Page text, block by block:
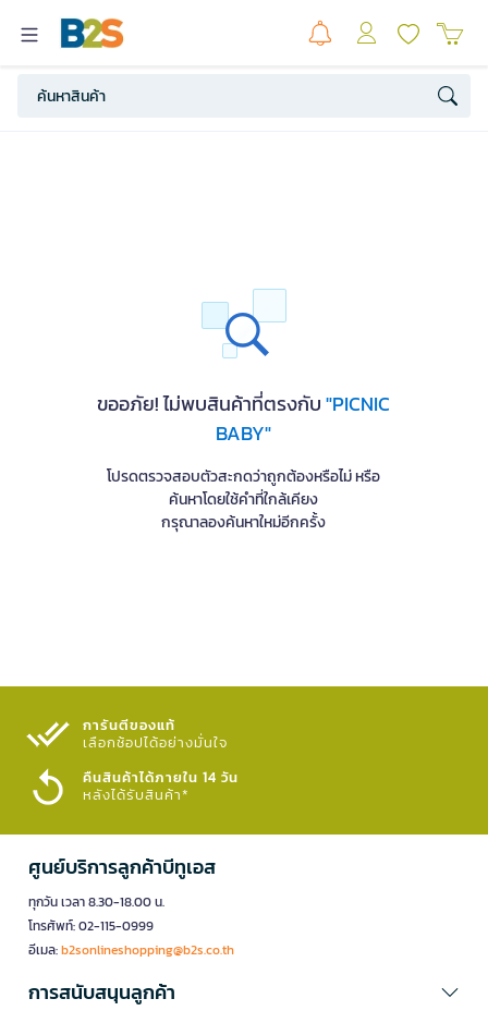
ขออภัย! ไม่พบสินค้าที่ตรงกับ"PICNIC
BABY"
โปรดตรวจสอบตัวสะกดว่าถูกต้องหรือไม่ หรือ
ค้นหาโดยใช้คำที่ใกล้เคียง
กรุณาลองค้นหาใหม่อีกครั้ง
การันตีของแท้
เลือกช้อปได้อย่างมั่นใจ​
คืนสินค้าได้ภายใน 14 วัน
หลังได้รับสินค้า*
ศูนย์บริการลูกค้าบีทูเอส
ทุกวัน เวลา 8.30-18.00 น.
โทรศัพท์: 02-115-0999
อีเมล:b2sonlineshopping@b2s.co.th
การสนับสนุนลูกค้า